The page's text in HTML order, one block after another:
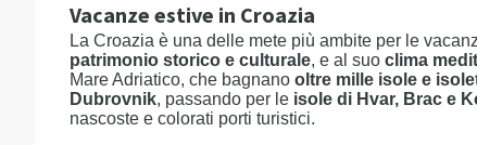
Vacanze estive in Croazia
La Croazia è una delle mete più ambite per le
patrimonio storico e culturale, e al suo clima
Mare Adriatico, che bagnano oltre mille isole e
Dubrovnik, passando per le isole di Hvar, Brac e
nascoste e colorati porti turistici.